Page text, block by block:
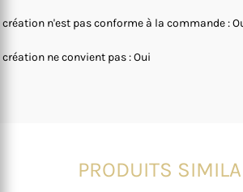
création n'est pas conforme à la commande :
création ne convient pas : Oui
PRODUITS